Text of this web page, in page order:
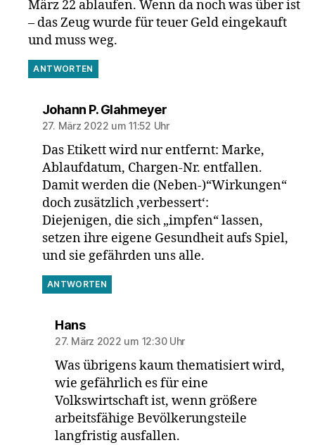
März 22 ablaufen. Wenn da noch was über ist
– das Zeug wurde für teuer Geld eingekauft
und muss weg.
ANTWORTEN
Johann P. Glahmeyersagt:
27. März 2022 um 11:52 Uhr
Das Etikett wird nur entfernt: Marke,
Ablaufdatum, Chargen-Nr. entfallen.
Damit werden die (Neben-)“Wirkungen“
doch zusätzlich ‚verbessert‘:
Diejenigen, die sich „impfen“ lassen,
setzen ihre eigene Gesundheit aufs Spiel,
und sie gefährden uns alle.
ANTWORTEN
Hanssagt:
27. März 2022 um 12:30 Uhr
Was übrigens kaum thematisiert wird,
wie gefährlich es für eine
Volkswirtschaft ist, wenn größere
arbeitsfähige Bevölkerungsteile
langfristig ausfallen.